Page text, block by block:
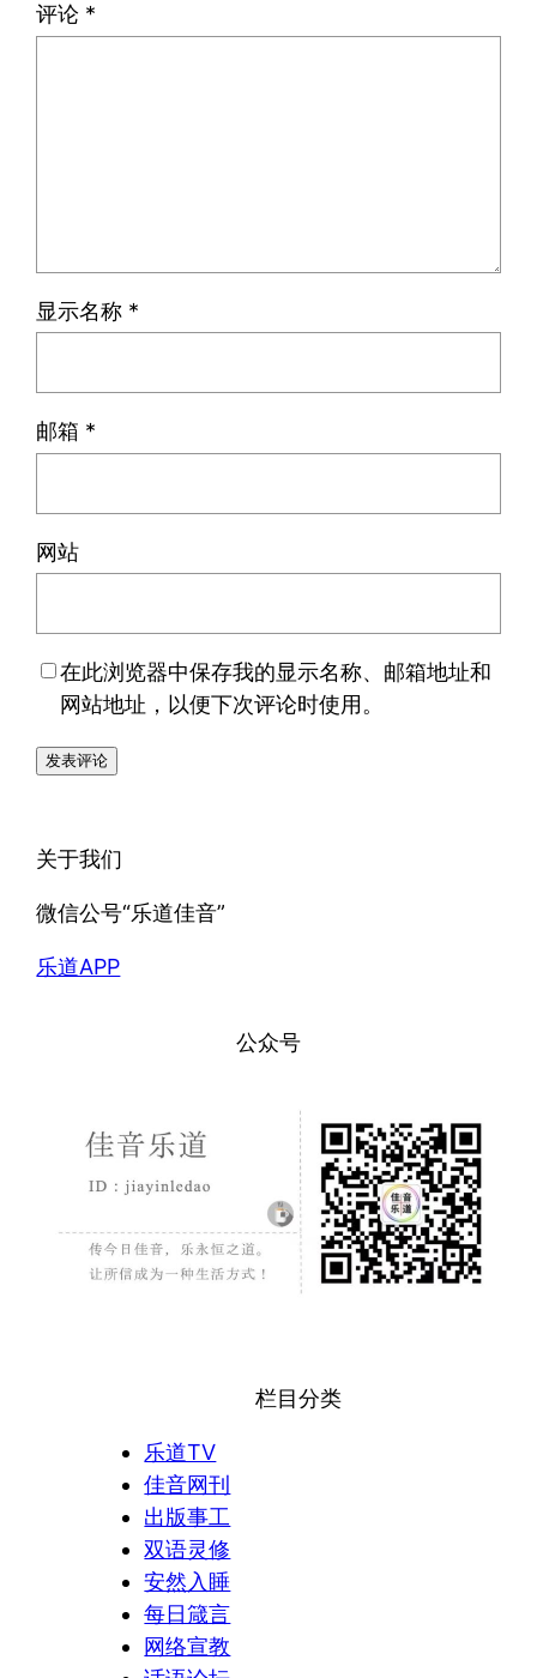
评论 *
显示名称 *
邮箱 *
网站
在此浏览器中保存我的显示名称、邮箱地址和
网站地址，以便下次评论时使用。
关于我们
微信公号“乐道佳音”
乐道APP
公众号
栏目分类
乐道TV
佳音网刊
出版事工
双语灵修
安然入睡
每日箴言
网络宣教